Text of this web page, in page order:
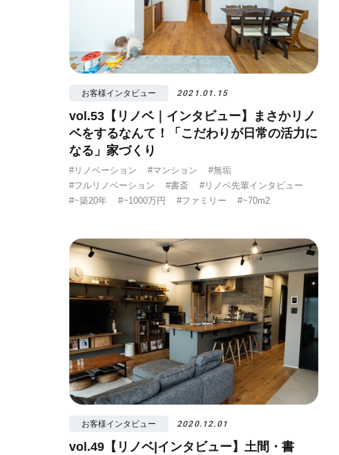
お客様インタビュー 2021.01.15
vol.53【リノベ｜インタビュー】まさかリノ
ベをするなんて！「こだわりが日常の活力に
なる」家づくり
#リノベーション #マンション
#無垢
#フルリノベーション
#書斎
#リノベ先輩インタビュー
#~築20年
#~1000万円 #ファミリー #~70m2
お客様インタビュー 2020.12.01
vol.49【リノベ|インタビュー】土間・書